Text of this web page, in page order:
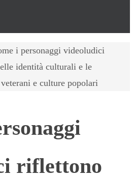
i personaggi videoludici
identità culturali e le
e culture popolari
riflettono